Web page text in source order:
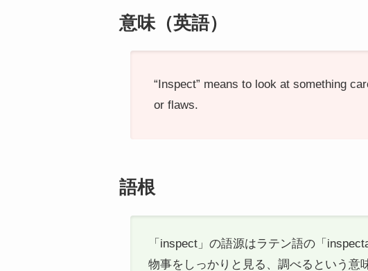
意味（英語）
“Inspect” means to look at something
or flaws.
語根
「inspect」の語源はラテン語の「
物事をしっかりと見る、調べるという意